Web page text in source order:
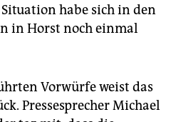
habe sich in den
in Horst noch einmal
Vorwürfe weist das
Pressesprecher Michael